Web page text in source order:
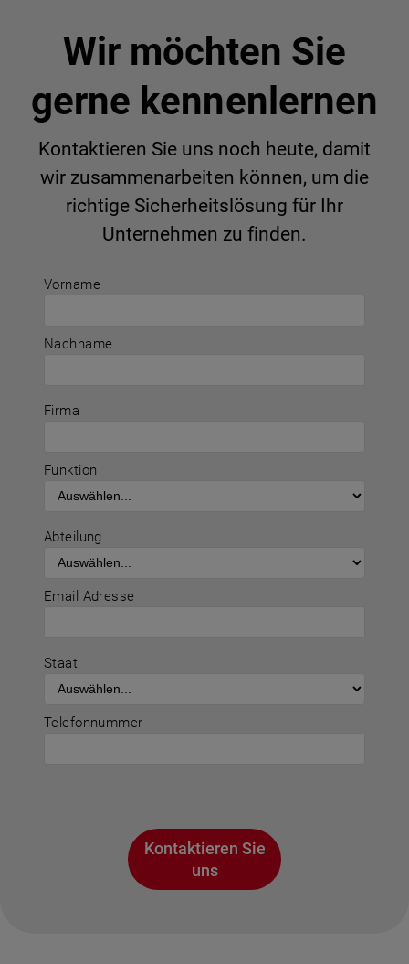
Vorname
Nachname
Firma
Funktion
Abteilung
Email Adresse
Staat
Telefonnummer
Kontaktieren Sie
uns
Wir möchten Sie
gerne kennenlernen
Kontaktieren Sie uns noch heute, damit
wir zusammenarbeiten können, um die
richtige Sicherheitslösung für Ihr
Unternehmen zu finden.